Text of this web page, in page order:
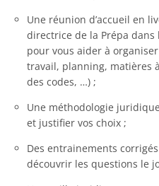
Une réunion d’accueil en
directrice de la Prépa
pour vous aider à
travail, planning, matières
des codes, …) ;
Une méthodologie
et justifier vos choix ;
Des entrainements
découvrir les questions le